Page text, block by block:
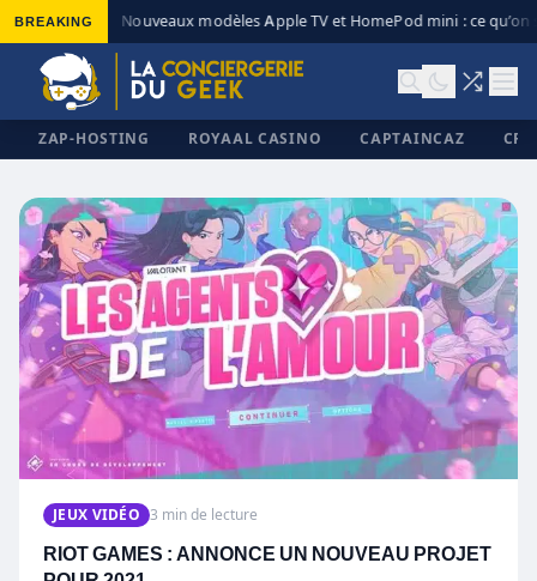
BREAKING Nouveaux modèles Apple TV et HomePod mini : ce qu’on
ZAP-HOSTING ROYAAL CASINO CAPTAINCAZ
✕
JEUX VIDÉO 3 min de lecture
RIOT GAMES : ANNONCE UN NOUVEAU PROJET